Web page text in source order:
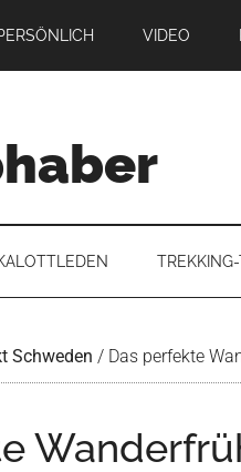
VIDEO
Schweden / Das perfekte